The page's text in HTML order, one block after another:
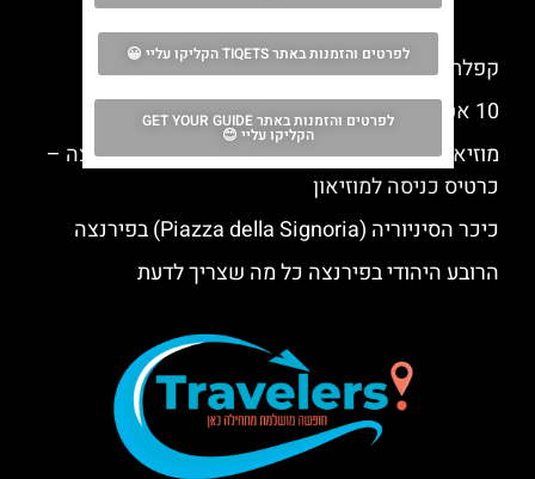
מה אסור לפספס
קפלת מדיצ'י (Medici Chapels)
10 אטרקציות שאסור לפספס בפירנצה
מוזיאון פאלאצו סטרוצי (Strozzi Palace) בפירנצה –
כרטיס כניסה למוזיאון
כיכר הסיניוריה (Piazza della Signoria) בפירנצה
הרובע היהודי בפירנצה כל מה שצריך לדעת
לפרטים והזמנות באתר TIQETS הקליקו עליי 😀
לפרטים והזמנות באתר GET YOUR GUIDE
הקליקו עליי 😊